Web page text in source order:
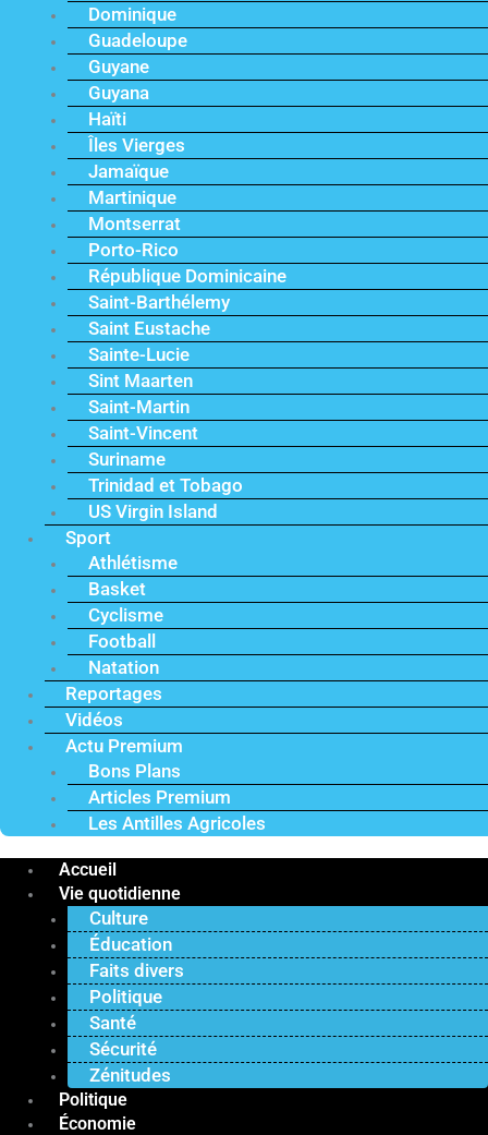
Dominique
Guadeloupe
Guyane
Guyana
Haïti
Îles Vierges
Jamaïque
Martinique
Montserrat
Porto-Rico
République Dominicaine
Saint-Barthélemy
Saint Eustache
Sainte-Lucie
Sint Maarten
Saint-Martin
Saint-Vincent
Suriname
Trinidad et Tobago
US Virgin Island
Sport
Athlétisme
Basket
Cyclisme
Football
Natation
Reportages
Vidéos
Actu Premium
Bons Plans
Articles Premium
Les Antilles Agricoles
Accueil
Vie quotidienne
Culture
Éducation
Faits divers
Politique
Santé
Sécurité
Zénitudes
Politique
Économie